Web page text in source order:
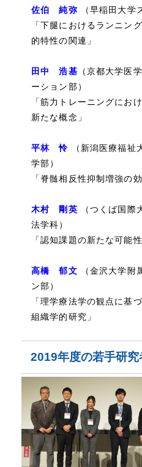
佐伯 純弥 （早稲田大学
「下腿におけるランニン
的特性の関連」
田中 浩基 （京都大学医
ーション部）
「筋力トレーニングにお
新たな概念」
平林 怜 （新潟医療福祉
学部）
「脊髄相反性抑制増強の
木村 剛英
（つくば国際
法学科）
「認知課題の新たな可能性
高橋 郁文 （金沢大学附
ン部）
「理学療法学の観点に基
組織学的研究」
2019年度の若手研究